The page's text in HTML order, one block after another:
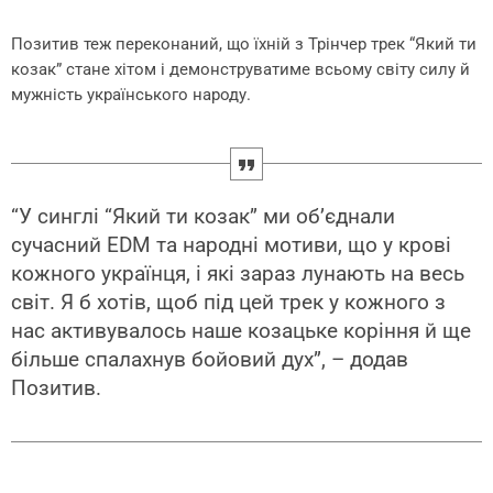
Позитив теж переконаний, що їхній з Трінчер трек “Який ти
козак” стане хітом і демонструватиме всьому світу силу й
мужність українського народу.
“У синглі “Який ти козак” ми об’єднали
сучасний EDM та народні мотиви, що у крові
кожного українця, і які зараз лунають на весь
світ. Я б хотів, щоб під цей трек у кожного з
нас активувалось наше козацьке коріння й ще
більше спалахнув бойовий дух”, – додав
Позитив.